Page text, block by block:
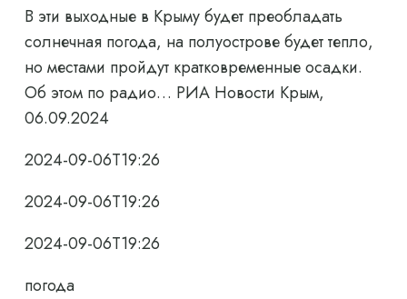
В эти выходные в Крыму будет преобладать
солнечная погода, на полуострове будет тепло,
но местами пройдут кратковременные осадки.
Об этом по радио… РИА Новости Крым,
06.09.2024
2024-09-06T19:26
2024-09-06T19:26
2024-09-06T19:26
погода